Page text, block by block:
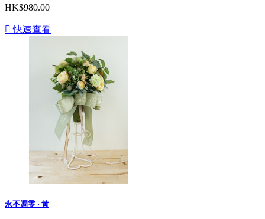
HK$980.00
 快速查看
永不凋零 · 黃